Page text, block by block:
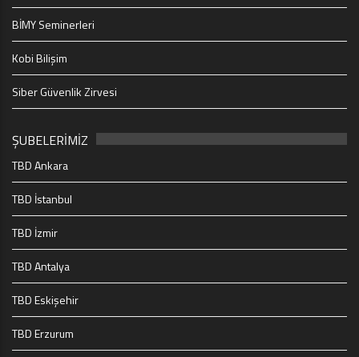
BİMY Seminerleri
Kobi Bilişim
Siber Güvenlik Zirvesi
ŞUBELERİMİZ
TBD Ankara
TBD İstanbul
TBD İzmir
TBD Antalya
TBD Eskişehir
TBD Erzurum